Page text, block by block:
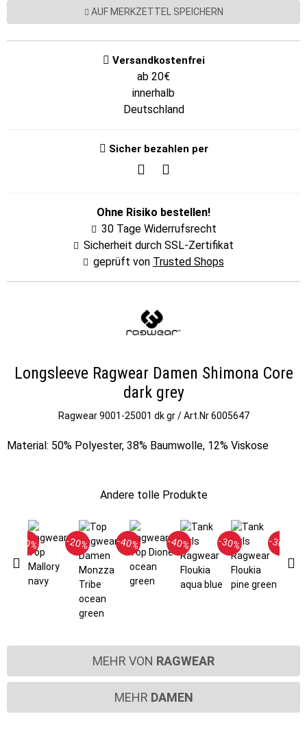
AUF MERKZETTEL SPEICHERN
Versandkostenfrei
ab 20€
innerhalb
Deutschland
Sicher bezahlen per
Ohne Risiko bestellen!
30 Tage Widerrufsrecht
Sicherheit durch SSL-Zertifikat
geprüft von Trusted Shops
Longsleeve Ragwear Damen Shimona Core
dark grey
Ragwear9001-25001 dk gr / Art.Nr 6005647
Material: 50% Polyester, 38% Baumwolle, 12% Viskose
Andere tolle Produkte
-40% -20% -40% -40% -30% -30%
MEHR VON RAGWEAR
MEHR DAMEN